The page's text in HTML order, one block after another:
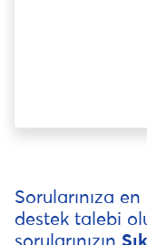
Sorularınıza
destek talebi